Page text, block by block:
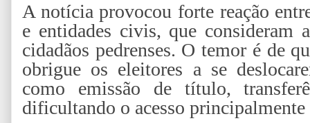
A notícia provocou forte reação
e entidades civis, que consideram
cidadãos pedrenses. O temor é de
obrigue os eleitores a se
como emissão de título,
dificultando o acesso